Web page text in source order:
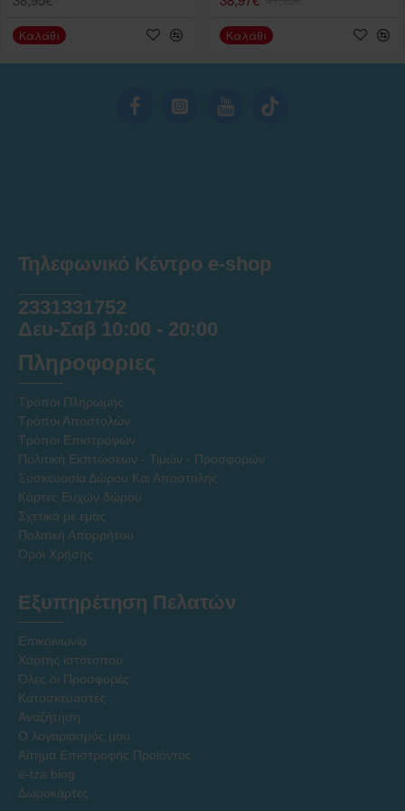
Καλάθι Καλάθι
Τηλεφωνικό Κέντρο e-shop
2331331752
Δευ-Σαβ 10:00 - 20:00
Πληροφοριες
Τρόποι Πληρωμής
Τρόποι Αποστολών
Τρόποι Επιστροφών
Πολιτική Εκπτώσεων - Τιμών - Προσφορών
Συσκευασία Δώρου Και Αποστολής
Κάρτες Ευχών δώρου
Σχετικά με εμάς
Πολιτική Απορρήτου
Όροι Χρήσης
Εξυπηρέτηση Πελατών
Επικοινωνία
Χάρτης ιστότοπου
Όλες οι Προσφορές
Κατασκευαστές
Αναζήτηση
Ο λογαριασμός μου
Αίτημα Επιστροφής Προϊόντος
e-tza blog
Δωροκάρτες